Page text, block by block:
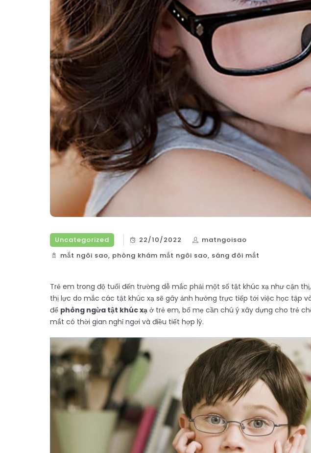
Uncategorized 22/10/2022
matngoisao
mắt ngôi sao, phòng khám mắt ngôi sao, sáng đôi mắt
Trẻ em trong độ tuổi đến trường dễ mắc phải một số tật khúc xạ như cận
thị lực do mắc các tật khúc xạ sẽ gây ảnh hưởng trực tiếp tới việc học tập
để phòng ngừa tật khúc xạ ở trẻ em, bố mẹ cần chú ý xây dựng cho trẻ
mắt có thời gian nghỉ ngơi và điều tiết hợp lý.